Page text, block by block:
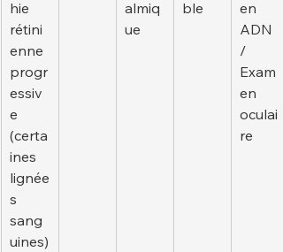
hie
rétini
enne
progr
essiv
e
(certa
ines
lignée
s
sang
uines)
almiq
ue
ble
en
ADN
/
Exam
en
oculai
re